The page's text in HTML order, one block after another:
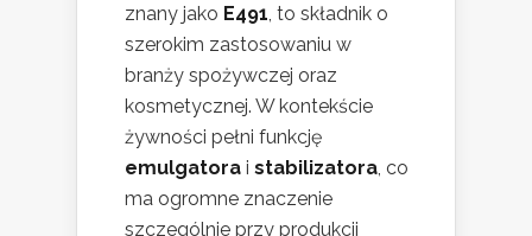
znany jako E491 , to składnik o
szerokim zastosowaniu w
branży spożywczej oraz
kosmetycznej. W kontekście
żywności pełni funkcję
emulgatora i stabilizatora , co
ma ogromne znaczenie
szczególnie przy produkcji